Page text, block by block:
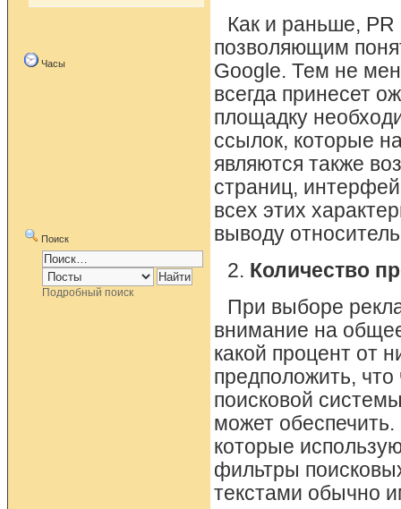
Часы
Поиск
Подробный поиск
Как и раньше, PR
позволяющим
Google. Тем не
всегда принесет
площадку
ссылок, которые
являются также
страниц,
всех этих
выводу
2. Количество
При выборе
внимание на
какой процент от
предположить,
поисковой
может
которые
фильтры
текстами обычно